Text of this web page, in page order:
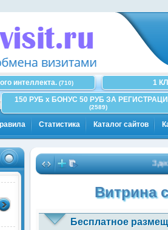
интеллекта. (710)
1
150 РУБ x БОНУС 50 РУБ ЗА
(2589)
Статистика Каталог сайтов
Здесь
Витрина
Бесплатное